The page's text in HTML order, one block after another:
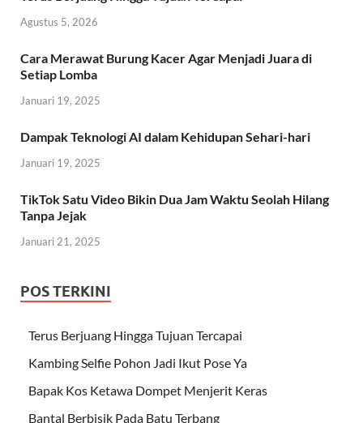
Agustus 5, 2026
Cara Merawat Burung Kacer Agar Menjadi Juara di
Setiap Lomba
Januari 19, 2025
Dampak Teknologi AI dalam Kehidupan Sehari-hari
Januari 19, 2025
TikTok Satu Video Bikin Dua Jam Waktu Seolah Hilang
Tanpa Jejak
Januari 21, 2025
POS TERKINI
Terus Berjuang Hingga Tujuan Tercapai
Kambing Selfie Pohon Jadi Ikut Pose Ya
Bapak Kos Ketawa Dompet Menjerit Keras
Bantal Berbisik Pada Batu Terbang